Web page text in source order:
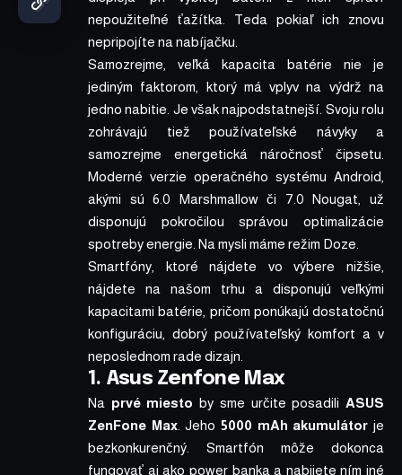
nepoužiteľné ťažítka. Teda pokiaľ ich znovu
nepripojíte na nabíjačku.
Samozrejme, veľká kapacita batérie nie je
jediným faktorom, ktorý má vplyv na výdrž na
jedno nabitie. Je však najpodstatnejší. Svoju rolu
zohrávajú tiež používateľské návyky a
samozrejme energetická náročnosť čipsetu.
Moderné verzie operačného systému Android,
akými sú 6.0 Marshmallow či 7.0 Nougat, už
disponujú pokročilou správou optimalizácie
spotreby energie. Na mysli máme režim Doze.
Smartfóny, ktoré nájdete vo výbere nižšie,
nájdete na našom trhu a disponujú veľkými
kapacitami batérie, pričom ponúkajú dostatočnú
konfiguráciu, dobrý používateľský komfort a v
neposlednom rade dizajn.
1. Asus Zenfone Max
Na prvé miesto by sme určite posadili ASUS
ZenFone Max. Jeho5000 mAh akumulátor je
bezkonkurenčný. Smartfón môže dokonca
fungovať aj ako power banka a nabijete ním iné